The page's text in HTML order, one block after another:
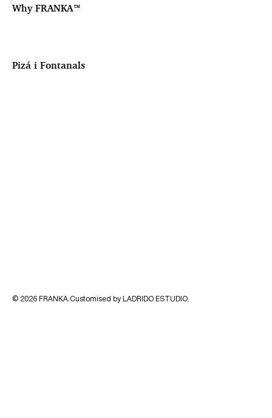
Why FRANKA™️
Pizá i Fontanals
© 2026 FRANKA .Customised by LADRIDO ESTUDIO